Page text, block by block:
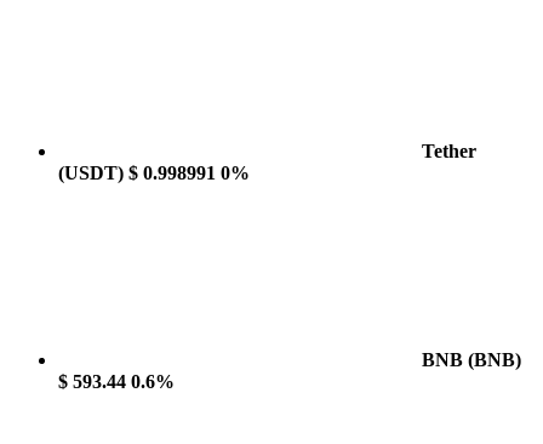
Tether
(USDT) $ 0.998991 0%
BNB (BNB)
$ 593.44 0.6%